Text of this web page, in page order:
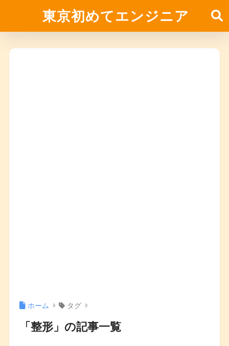
東京初めてエンジニア
ホーム タグ
「整形」の記事一覧